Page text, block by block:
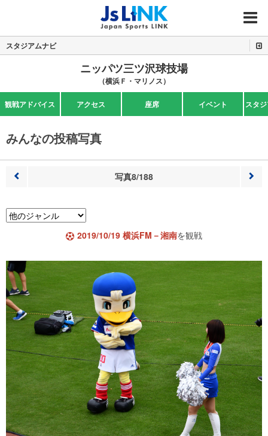
MENU
スタジアムナビ
ニッパツ三ツ沢球技場
（横浜Ｆ・マリノス）
観戦アドバイス アクセス 座席 イベント スタ
みんなの投稿写真
写真8/188
2019/10/19 横浜FM－湘南を観戦